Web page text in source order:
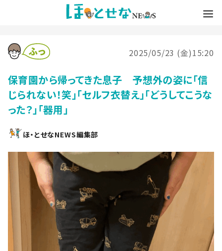
2025/05/23 (金)15:20
保育園から帰ってきた息子 予想外の姿に「信
じられない！笑」「セルフ衣替え」「どうしてこうな
った？」「器用」
ほ・とせなNEWS編集部